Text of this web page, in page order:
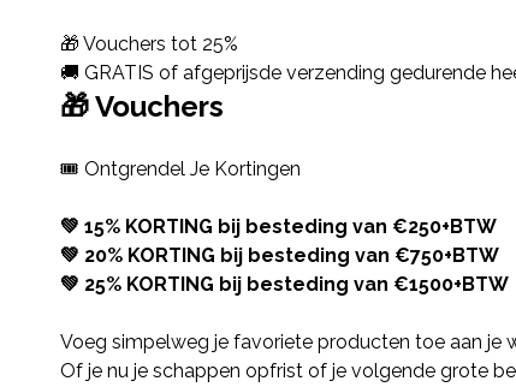
🎁 Vouchers tot 25%
🚚 GRATIS of afgeprijsde verzending gedurende
🎁 Vouchers
🎟️ Ontgrendel Je Kortingen
💚 15% KORTING bij besteding van €250+BTW
💚 20% KORTING bij besteding van €750+BTW
💚 25% KORTING bij besteding van €1500+BTW
Voeg simpelweg je favoriete producten toe aan je
Of je nu je schappen opfrist of je volgende grote